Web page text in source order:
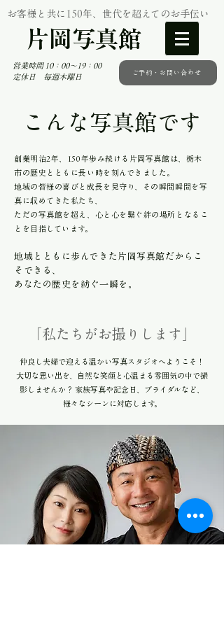
お客様と共に150年、世代を超えてのお手伝い
片岡写真館
営業時間 10：00～19：00
定休日 毎週木曜日
ご予約・お問い合わせ
こんな写真館です
創業明治2年、150年歩み続ける片岡写真館は、栃木
市の歴史とともに長い時を刻んできました。
地域の皆様の喜びと成長を見守り、その瞬間瞬間を写
真に収めてきた私たち、
ただの写真館を超え、心と心を繋ぐ絆の場所となるこ
とを目指しています。
地域とともに歩んできた片岡写真館だからこ
そできる、
あなたの歴史を紡ぐ一瞬を。
​「私たちがお撮りします」
仲良し夫婦で迎える温かい写真スタジオへようこそ！
大切な思い出を、自然な笑顔と心温まる雰囲気の中で撮
影しませんか？ 家族写真や記念日、ブライダルなど、
様々なシーンに対応します。